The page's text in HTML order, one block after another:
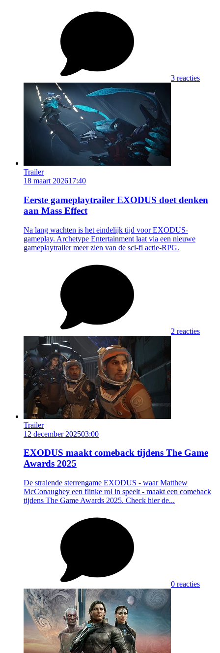
3 reacties
Trailer
18 maart 202617:40
Eerste gameplaytrailer EXODUS doet denken
aan Mass Effect
Na lang wachten is het eindelijk tijd voor EXODUS-
gameplay. Archetype Entertainment laat via een nieuwe
gameplaytrailer meer zien van de sci-fi actie-RPG.
2 reacties
Trailer
12 december 202503:00
EXODUS maakt comeback tijdens The Game
Awards 2025
De stralende sterrengame EXODUS - waar Matthew
McConaughey een flinke rol in speelt - maakt een comeback
tijdens The Game Awards 2025. Check hier de...
0 reacties